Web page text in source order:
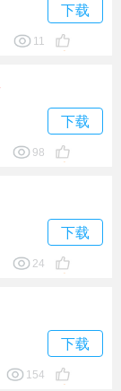
下载
11
下载
98
下载
24
下载
154